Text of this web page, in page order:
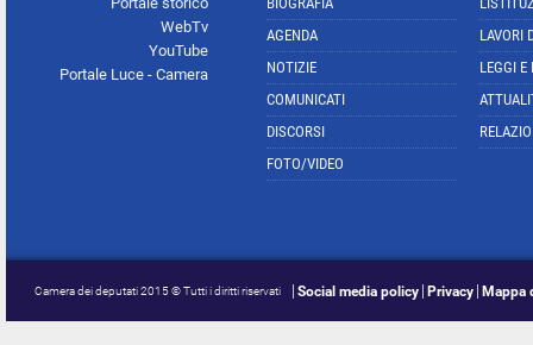
WebTv
YouTube
Portale Luce - Camera
AGENDA
NOTIZIE
COMUNICATI
DISCORSI
FOTO/VIDEO
LAVORI
LEGGI E
Camera dei deputati 2015 © Tutti i diritti riservati Social media policy Privacy Mappa